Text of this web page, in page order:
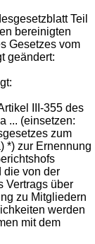
Teil
bereinigten
Gesetzes vom
geändert:
III-355 des
... (einsetzen:
zum
*) zur Ernennung
die von der
Vertrags über
zu Mitgliedern
werden
mit dem